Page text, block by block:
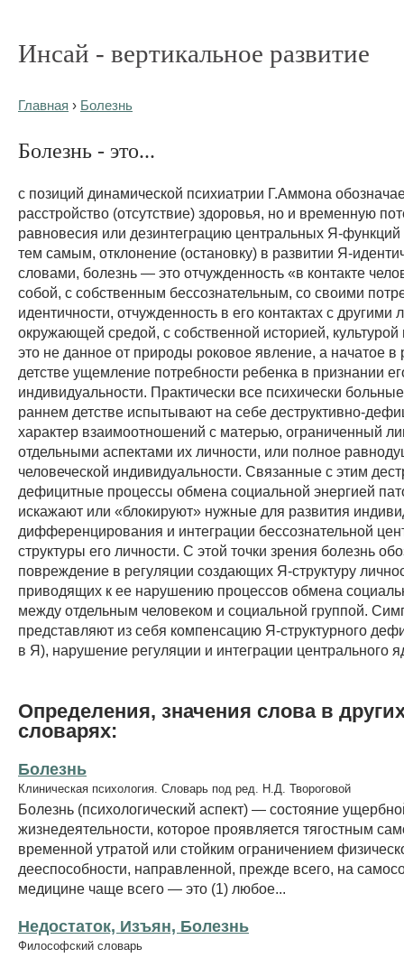
Инсай - вертикальное развитие
Главная › Болезнь
Болезнь - это...
с позиций динамической психиатрии Г.Аммона
расстройство (отсутствие) здоровья, но и временную
равновесия или дезинтеграцию центральных Я-функций
тем самым, отклонение (остановку) в развитии Я-
словами, болезнь — это отчужденность «в контакте
собой, с собственным бессознательным, со своими
идентичности, отчужденность в его контактах с другими
окружающей средой, с собственной историей, культурой
это не данное от природы роковое явление, а начатое в
детстве ущемление потребности ребенка в признании
индивидуальности. Практически все психически
раннем детстве испытывают на себе деструктивно-
характер взаимоотношений с матерью, ограниченный
отдельными аспектами их личности, или полное
человеческой индивидуальности. Связанные с этим
дефицитные процессы обмена социальной энергией
искажают или «блокируют» нужные для развития
дифференцирования и интеграции бессознательной
структуры его личности. С этой точки зрения болезнь
повреждение в регуляции создающих Я-структуру
приводящих к ее нарушению процессов обмена
между отдельным человеком и социальной группой.
представляют из себя компенсацию Я-структурного
в Я), нарушение регуляции и интеграции центрального
Определения, значения слова в
словарях:
Болезнь
Клиническая психология. Словарь под ред. Н.Д. Твороговой
Болезнь (психологический аспект) — состояние
жизнедеятельности, которое проявляется тягостным
временной утратой или стойким ограничением
дееспособности, направленной, прежде всего, на
медицине чаще всего — это (1) любое...
Недостаток, Изъян, Болезнь
Философский словарь